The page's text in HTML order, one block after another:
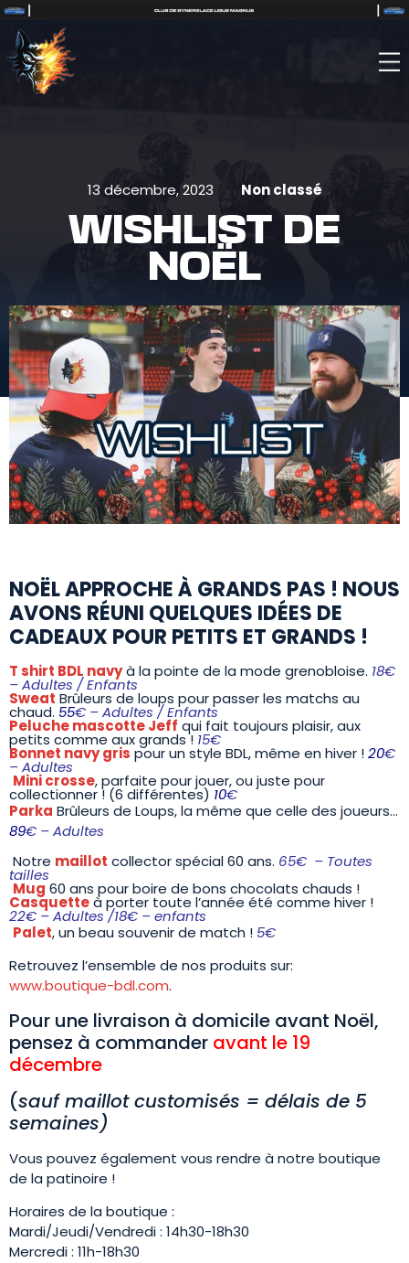
13 décembre, 2023 Non classé
WISHLIST DE
NOËL
NOËL APPROCHE À GRANDS PAS ! NOUS
AVONS RÉUNI QUELQUES IDÉES DE
CADEAUX POUR PETITS ET GRANDS !
T shirt BDL navyà la pointe de la mode grenobloise. 18€
– Adultes / Enfants
Sweat Brûleurs de loups pour passer les matchs au
chaud. 55€ – Adultes / Enfants
Peluche mascotte Jeff qui fait toujours plaisir, aux
petits comme aux grands ! 15€
Bonnet navy gris pour un style BDL, même en hiver !20€
– Adultes
Mini crosse, parfaite pour jouer, ou juste pour
collectionner ! (6 différentes) 10€
Parka Brûleurs de Loups, la même que celle des joueurs…
89€ – Adultes
Notre maillot collector spécial 60 ans. 65€ – Toutes
tailles
Mug 60 ans pour boire de bons chocolats chauds !
Casquetteà porter toute l’année été comme hiver !
22€ – Adultes /18€ – enfants
Palet, un beau souvenir de match ! 5€
Retrouvez l’ensemble de nos produits sur:
www.boutique-bdl.com.
Pour une livraison à domicile avant Noël,
pensez à commander avant le 19
décembre
(sauf maillot customisés = délais de 5
semaines)
Vous pouvez également vous rendre à notre boutique
de la patinoire !
Horaires de la boutique :
Mardi/Jeudi/Vendredi : 14h30-18h30
Mercredi : 11h-18h30